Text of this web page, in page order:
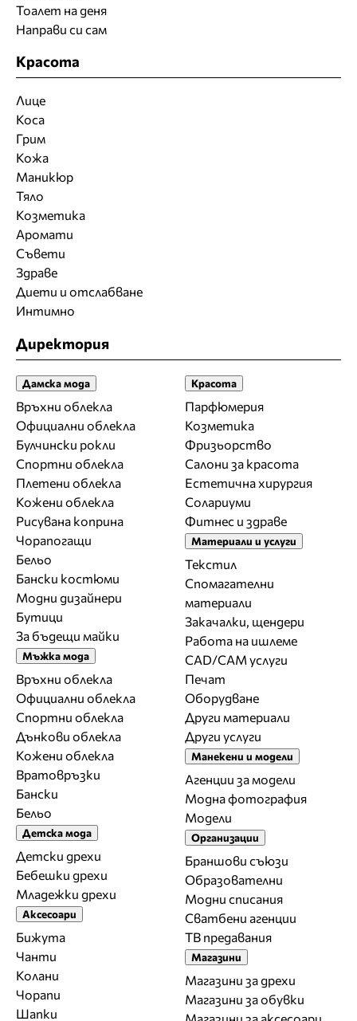
Тоалет на деня
Направи си сам
Красота
Лице
Коса
Грим
Кожа
Маникюр
Тяло
Козметика
Аромати
Съвети
Здраве
Диети и отслабване
Интимно
Директория
Дамска мода
Връхни облекла
Официални облекла
Булчински рокли
Спортни облекла
Плетени облекла
Кожени облекла
Рисувана коприна
Чорапогащи
Бельо
Бански костюми
Модни дизайнери
Бутици
За бъдещи майки
Мъжка мода
Връхни облекла
Официални облекла
Спортни облекла
Дънкови облекла
Кожени облекла
Вратовръзки
Бански
Бельо
Детска мода
Детски дрехи
Бебешки дрехи
Младежки дрехи
Аксесоари
Бижута
Чанти
Колани
Чорапи
Шапки
Красота
Парфюмерия
Козметика
Фризьорство
Салони за красота
Естетична хирургия
Солариуми
Фитнес и здраве
Материали и услуги
Текстил
Спомагателни
материали
Закачалки, щендери
Работа на ишлеме
CAD/CAM услуги
Печат
Оборудване
Други материали
Други услуги
Манекени и модели
Агенции за модели
Модна фотография
Модели
Организации
Браншови съюзи
Образователни
Модни списания
Сватбени агенции
ТВ предавания
Магазини
Магазини за дрехи
Магазини за обувки